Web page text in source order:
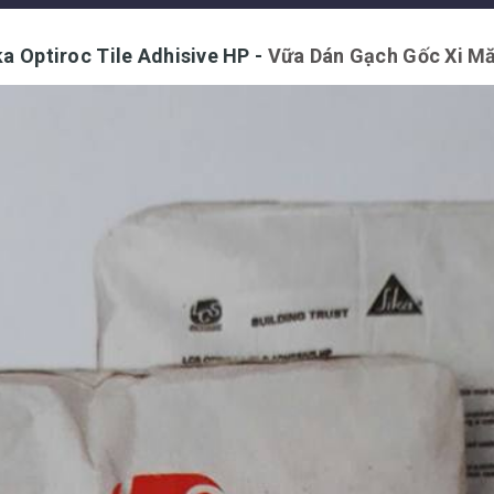
Optiroc Tile Adhisive HP - Vữa Dán Gạch Gốc Xi